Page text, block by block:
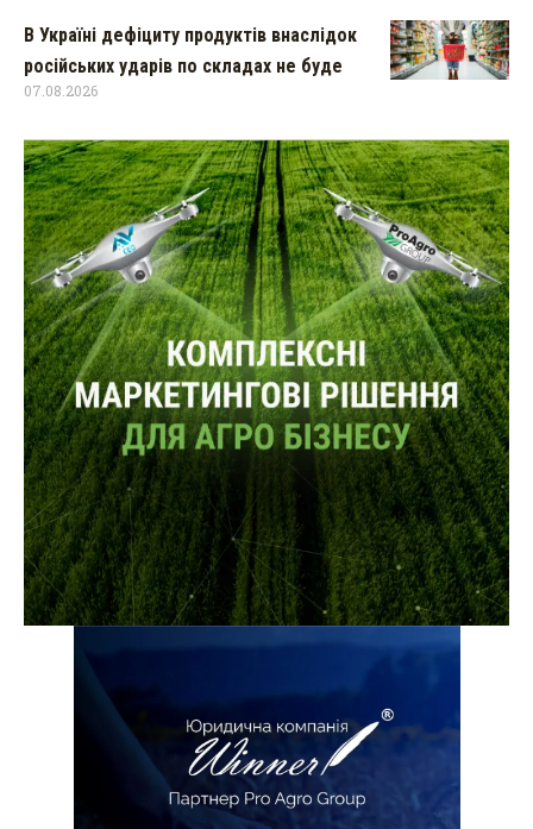
В Україні дефіциту продуктів внаслідок
російських ударів по складах не буде
07.08.2026